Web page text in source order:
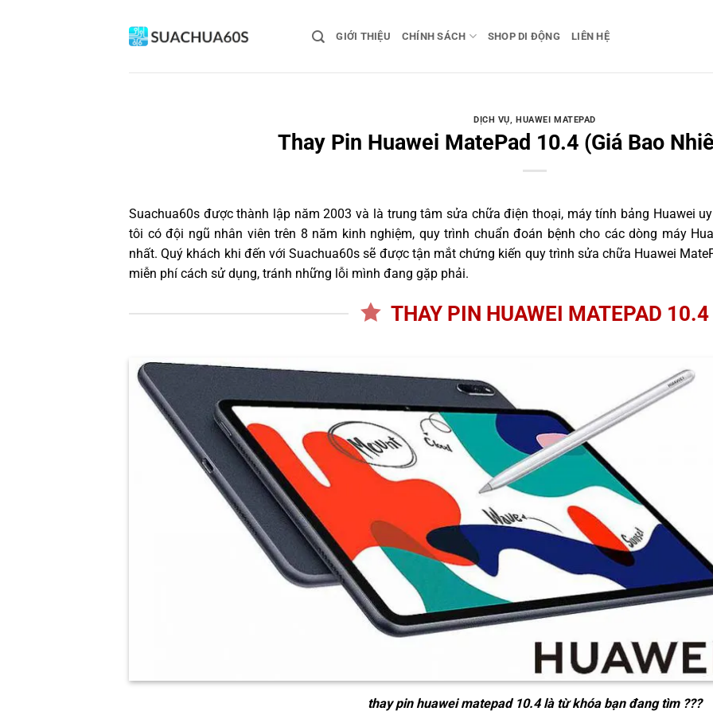
GIỚI THIỆU CHÍNH SÁCH SHOP DI ĐỘNG LIÊN HỆ
DỊCH VỤ, HUAWEI MATEPAD
Thay Pin Huawei MatePad 10.4 (Giá Bao
Suachua60s được thành lập năm 2003 và là trung tâm sửa chữa điện thoại, máy tính bảng Huawei
tôi có đội ngũ nhân viên trên 8 năm kinh nghiệm, quy trình chuẩn đoán bệnh cho các dòng máy
nhất. Quý khách khi đến với Suachua60s sẽ được tận mắt chứng kiến quy trình sửa chữa Huawei
miễn phí cách sử dụng, tránh những lỗi mình đang gặp phải.
THAY PIN HUAWEI MATEPAD 10.4
thay pin huawei matepad 10.4là từ khóa bạn đang tìm ???